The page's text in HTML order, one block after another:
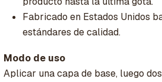
Fabricado en Estados Unidos
estándares de calidad.
Modo de uso
Aplicar una capa de base, luego